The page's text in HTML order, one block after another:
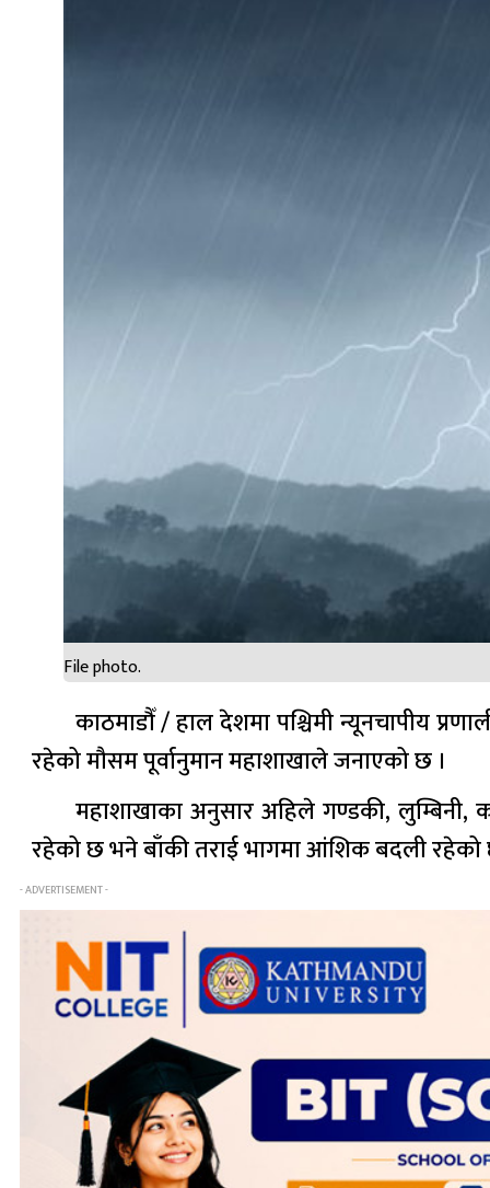
File photo.
काठमाडौँ / हाल देशमा पश्चिमी न्यूनचापीय
रहेको मौसम पूर्वानुमान महाशाखाले जनाएको छ ।
महाशाखाका अनुसार अहिले गण्डकी, लुम्बिनी,
रहेको छ भने बाँकी तराई भागमा आंशिक बदली रहेको
- ADVERTISEMENT -